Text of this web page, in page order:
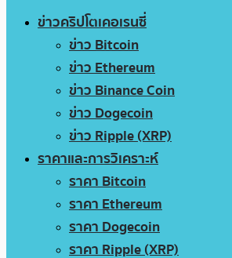
ข่าวคริปโตเคอเรนซี่
ข่าว Bitcoin
ข่าว Ethereum
ข่าว Binance Coin
ข่าว Dogecoin
ข่าว Ripple (XRP)
ราคาและการวิเคราะห์
ราคา Bitcoin
ราคา Ethereum
ราคา Dogecoin
ราคา Ripple (XRP)